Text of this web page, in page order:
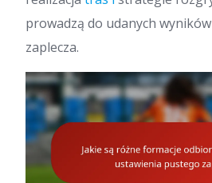
prowadzą do udanych
zaplecza.